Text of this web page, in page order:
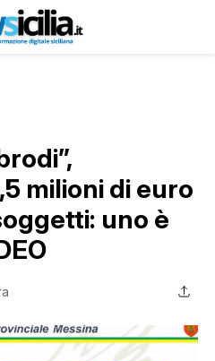
milioni di euro
uno è